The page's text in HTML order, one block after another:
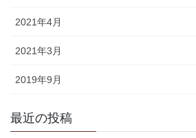
2021年4月
2021年3月
2019年9月
最近の投稿